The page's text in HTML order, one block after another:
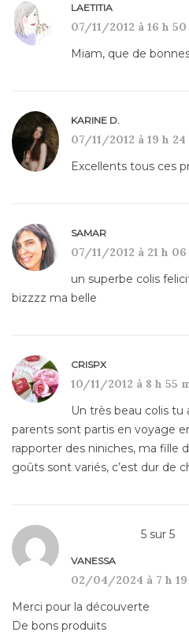
LAETITIA
07/11/2012 à 16 h
Miam, que de
KARINE D.
07/11/2012 à 19 h
Excellents tous ces
SAMAR
07/11/2012 à 21 h
un superbe colis
bizzzz ma belle
CRISPX
10/11/2012 à 8 h 55
Un très beau colis tu
parents sont partis en voyage
rapporter des niniches, ma fille
goûts sont variés, c’est dur de
5 sur 5
VANESSA
02/04/2024 à 7 h
Merci pour la découverte
De bons produits